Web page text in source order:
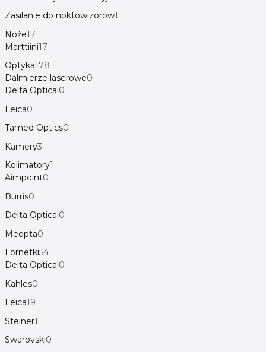
Zasilanie do noktowizorów1
Noże17
Marttiini17
Optyka178
Dalmierze laserowe0
Delta Optical0
Leica0
Tamed Optics0
Kamery3
Kolimatory1
Aimpoint0
Burris0
Delta Optical0
Meopta0
Lornetki54
Delta Optical0
Kahles0
Leica19
Steiner1
Swarovski0